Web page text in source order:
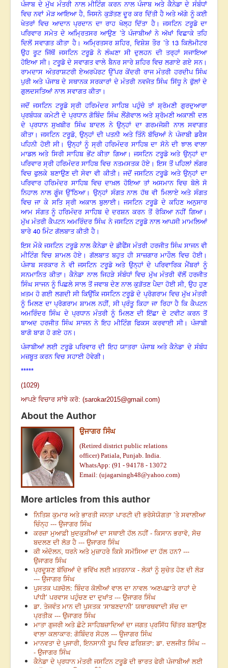
ਪੰਜਾਬ ਦੇ ਮੁੱਖ ਮੰਤਰੀ ਨਾਲ ਮੀਟਿੰਗ ਕਰਨ ਨਾਲ ਪੰਜਾਬ ਅਤੇ ਕੈਨੇਡਾ ਦੇ ਸੰਬੰਧਾਂ
ਵਿਚ ਨਵਾਂ ਮੋੜ ਆਇਆ ਹੈ,ਜਿਸਨੇ ਕੁੜੱਤਣ ਦੂਰ ਕਰ ਦਿੱਤੀ ਹੈ ਅਤੇ ਅੱਗੇ ਨੂੰ ਕਈ
ਖੇਤਰਾਂ ਵਿਚ ਆਦਾਨ ਪ੍ਰਦਾਨ ਦਾ ਰਾਹ ਖੋਲ੍ਹ ਦਿੱਤਾ ਹੈ। ਜਸਟਿਨ ਟਰੂਡੋ ਦਾ
ਪਰਿਵਾਰ ਸਮੇਤ ਦੇ ਅਮ੍ਰਿਤਸਰ ਆਉਣ ’ਤੇ ਪੰਜਾਬੀਆਂ ਨੇ ਅੱਖਾਂ ਵਿਛਾਕੇ ਤਹਿ
ਦਿਲੋਂ ਸਵਾਗਤ ਕੀਤਾ ਹੈ। ਅਮ੍ਰਿਤਸਰ ਸ਼ਹਿਰ, ਵਿਸ਼ੇਸ਼ ਤੌਰ ’ਤੇ 13ਕਿਲੋਮੀਟਰ
ਉਹ ਰੂਟ ਜਿੱਥੋਂ ਜਸਟਿਨ ਟਰੂਡੋ ਨੇ ਲੰਘਣਾ ਸੀ ਦੁਲਹਨ ਦੀ ਤਰ੍ਹਾਂ ਸਜਾਇਆ
ਹੋਇਆ ਸੀ। ਟਰੂਡੋ ਦੇ ਸਵਾਗਤ ਵਾਲੇ ਬੈਨਰ ਸਾਰੇ ਸ਼ਹਿਰ ਵਿਚ ਲਗਾਏ ਗਏ ਸਨ।
ਰਾਮਦਾਸ ਅੰਤਰਾਸ਼ਟਰੀ ਏਅਰਪੋਰਟ ਉੱਪਰ ਕੇਂਦਰੀ ਰਾਜ ਮੰਤਰੀ ਹਰਦੀਪ ਸਿੰਘ
ਪੁਰੀ ਅਤੇ ਪੰਜਾਬ ਦੇ ਸਥਾਨਕ ਸਰਕਾਰਾਂ ਦੇ ਮੰਤਰੀ ਨਵਜੋਤ ਸਿੰਘ ਸਿੱਧੂ ਨੇ ਫੁੱਲਾਂ ਦੇ
ਗੁਲਦਸਤਿਆਂ ਨਾਲ ਸਵਾਗਤ ਕੀਤਾ।
ਜਦੋਂ ਜਸਟਿਨ ਟਰੂਡੋ ਸ੍ਰੀ ਹਰਿਮੰਦਰ ਸਾਹਿਬ ਪਹੁੰਚੇ ਤਾਂ ਸ਼੍ਰੋਮਣੀ ਗੁਰਦੁਆਰਾ
ਪ੍ਰਬੰਧਕ ਕਮੇਟੀ ਦੇ ਪ੍ਰਧਾਨ ਗੋਬਿੰਦ ਸਿੰਘ ਲੌਂਗੋਵਾਲ ਅਤੇ ਸ਼੍ਰੋਮਣੀ ਅਕਾਲੀ ਦਲ
ਦੇ ਪ੍ਰਧਾਨ ਸੁਖਬੀਰ ਸਿੰਘ ਬਾਦਲ ਨੇ ਉਨ੍ਹਾਂ ਦਾ ਗਰਮਜੋਸ਼ੀ ਨਾਲ ਸਵਾਗਤ
ਕੀਤਾ। ਜਸਟਿਨ ਟਰੂਡੋ, ਉਨ੍ਹਾਂ ਦੀ ਪਤਨੀ ਅਤੇ ਤਿੰਨੋ ਬੱਚਿਆਂ ਨੇ ਪੰਜਾਬੀ ਡਰੈਸ
ਪਹਿਨੀ ਹੋਈ ਸੀ। ਉਨ੍ਹਾਂ ਨੂੰ ਸ੍ਰੀ ਹਰਿਮੰਦਰ ਸਾਹਿਬ ਦਾ ਸੋਨੇ ਦੀ ਝਾਲ ਵਾਲਾ
ਮਾਡਲ ਅਤੇ ਸਿਰੀ ਸਾਹਿਬ ਭੇਂਟ ਕੀਤਾ ਗਿਆ। ਜਸਟਿਨ ਟਰੂਡੋ ਅਤੇ ਉਨ੍ਹਾਂ ਦਾ
ਪਰਿਵਾਰ ਸ੍ਰੀ ਹਰਿਮੰਦਰ ਸਾਹਿਬ ਵਿਚ ਨਤਮਸਤਕ ਹੋਏ। ਇਸ ਤੋਂ ਪਹਿਲਾਂ ਲੰਗਰ
ਵਿਚ ਫੁਲਕੇ ਬਣਾਉਣ ਦੀ ਸੇਵਾ ਵੀ ਕੀਤੀ। ਜਦੋਂ ਜਸਟਿਨ ਟਰੂਡੋ ਅਤੇ ਉਨ੍ਹਾਂ ਦਾ
ਪਰਿਵਾਰ ਹਰਿਮੰਦਰ ਸਾਹਿਬ ਵਿਚ ਦਾਖ਼ਲ ਹੋਇਆ ਤਾਂ ਅਸਮਾਨ ਵਿਚ ਬੋਲੇ ਸੋ
ਨਿਹਾਲ ਨਾਲ ਗੂੰਜ ਉੱਠਿਆ। ਉਨ੍ਹਾਂ ਸੰਗਤ ਨਾਲ ਹੱਥ ਵੀ ਮਿਲਾਏ ਅਤੇ ਸੰਗਤ
ਵਿਚ ਜਾ ਕੇ ਸਤਿ ਸ੍ਰੀ ਅਕਾਲ ਬੁਲਾਈ। ਜਸਟਿਨ ਟਰੂਡੋ ਦੇ ਕਹਿਣ ਅਨੁਸਾਰ
ਆਮ ਸੰਗਤ ਨੂੰ ਹਰਿਮੰਦਰ ਸਾਹਿਬ ਦੇ ਦਰਸ਼ਨ ਕਰਨ ਤੋਂ ਰੋਕਿਆ ਨਹੀਂ ਗਿਆ।
ਮੁੱਖ ਮੰਤਰੀ ਕੈਪਟਨ ਅਮਰਿੰਦਰ ਸਿੰਘ ਨੇ ਜਸਟਿਨ ਟਰੂਡੋ ਨਾਲ ਆਪਸੀ ਮਾਮਲਿਆਂ
ਬਾਰੇ 40 ਮਿੰਟ ਗੱਲਬਾਤ ਕੀਤੀ ਹੈ।
ਇਸ ਮੌਕੇ ਜਸਟਿਨ ਟਰੂਡੋ ਨਾਲ ਕੈਨੇਡਾ ਦੇ ਡੀਫੈਂਸ ਮੰਤਰੀ ਹਰਜੀਤ ਸਿੰਘ ਸਾਜਨ ਵੀ
ਮੀਟਿੰਗ ਵਿਚ ਸ਼ਾਮਲ ਹੋਏ। ਗੱਲਬਾਤ ਬਹੁਤ ਹੀ ਸਾਜ਼ਗਾਰ ਮਾਹੌਲ ਵਿਚ ਹੋਈ।
ਪੰਜਾਬ ਸਰਕਾਰ ਨੇ ਵੀ ਜਸਟਿਨ ਟਰੂਡੋ ਅਤੇ ਉਨ੍ਹਾਂ ਦੇ ਪਰਿਵਾਰਿਕ ਮੈਂਬਰਾਂ ਨੂੰ
ਸਨਮਾਨਿਤ ਕੀਤਾ। ਕੈਨੇਡਾ ਨਾਲ ਜਿਹੜੇ ਸੰਬੰਧਾਂ ਵਿਚ ਮੁੱਖ ਮੰਤਰੀ ਵੱਲੋਂ ਹਰਜੀਤ
ਸਿੰਘ ਸਾਜਨ ਨੂੰ ਪਿਛਲੇ ਸਾਲ ਤੋਂ ਜਵਾਬ ਦੇਣ ਨਾਲ ਕੁੜੱਤਣ ਪੈਦਾ ਹੋਈ ਸੀ, ਉਹ ਹੁਣ
ਖ਼ਤਮ ਹੋ ਗਈ ਲਗਦੀ ਸੀ ਕਿਉਂਕਿ ਜਸਟਿਨ ਟਰੂਡੋ ਦੇ ਪ੍ਰੋਗਰਾਮ ਵਿਚ ਮੁੱਖ ਮੰਤਰੀ
ਨੂੰ ਮਿਲਣ ਦਾ ਪ੍ਰੋਗਰਾਮ ਸ਼ਾਮਲ ਨਹੀਂ, ਸੀ ਪ੍ਰੰਤੂ ਕਿਹਾ ਜਾ ਰਿਹਾ ਹੈ ਕਿ ਕੈਪਟਨ
ਅਮਰਿੰਦਰ ਸਿੰਘ ਦੇ ਪ੍ਰਧਾਨ ਮੰਤਰੀ ਨੂੰ ਮਿਲਣ ਦੀ ਇੱਛਾ ਦੇ ਟਵੀਟ ਕਰਨ ਤੋਂ
ਬਾਅਦ ਹਰਜੀਤ ਸਿੰਘ ਸਾਜਨ ਨੇ ਇਹ ਮੀਟਿੰਗ ਫਿਕਸ ਕਰਵਾਈ ਸੀ। ਪੰਜਾਬੀ
ਬਾਗੋ ਬਾਗ ਹੋ ਗਏ ਹਨ।
ਪੰਜਾਬੀਆਂ ਲਈ ਟਰੂਡੋ ਪਰਿਵਾਰ ਦੀ ਇਹ ਯਾਤਰਾ ਪੰਜਾਬ ਅਤੇ ਕੈਨੇਡਾ ਦੇ ਸੰਬੰਧ
ਮਜ਼ਬੂਤ ਕਰਨ ਵਿਚ ਸਹਾਈ ਹੋਵੇਗੀ।
*****
(1029)
ਆਪਣੇ ਵਿਚਾਰ ਸਾਂਝੇ ਕਰੋ: (sarokar2015@gmail.com)
About the Author
ਉਜਾਗਰ ਸਿੰਘ
(Retired district public relations
officer) Patiala, Punjab. India.
WhatsApp: (91 - 94178 - 13072
Email: (ujagarsingh48@yahoo.com)
More articles from this author
ਨਿਤਿਸ਼ ਕੁਮਾਰ ਅਤੇ ਭਾਰਤੀ ਜਨਤਾ ਪਾਰਟੀ ਦੀ ਭਰੋਸੇਯੋਗਤਾ ’ਤੇ ਸਵਾਲੀਆ
ਚਿੰਨ੍ਹ --- ਉਜਾਗਰ ਸਿੰਘ
ਕਰਜ਼ਾ ਮੁਆਫ਼ੀ ਖ਼ੁਦਕੁਸ਼ੀਆਂ ਦਾ ਸਥਾਈ ਹੱਲ ਨਹੀਂ - ਕਿਸਾਨ ਭਰਾਵੋ, ਸੋਚ
ਬਦਲਣ ਦੀ ਲੋੜ ਹੈ --- ਉਜਾਗਰ ਸਿੰਘ
ਕੀ ਅੰਦੋਲਨ, ਧਰਨੇ ਅਤੇ ਮੁਜ਼ਾਹਰੇ ਕਿਸੇ ਸਮੱਸਿਆ ਦਾ ਹੱਲ ਹਨ? ---
ਉਜਾਗਰ ਸਿੰਘ
ਪ੍ਰਦੂਸ਼ਣ ਬੱਚਿਆਂ ਦੇ ਭਵਿੱਖ ਲਈ ਖ਼ਤਰਨਾਕ - ਲੋਕਾਂ ਨੂੰ ਸੁਚੇਤ ਹੋਣ ਦੀ ਲੋੜ
--- ਉਜਾਗਰ ਸਿੰਘ
ਪੁਸਤਕ ਪੜਚੋਲ: ਬਿੰਦਰ ਕੋਲੀਆਂ ਵਾਲ ਦਾ ਨਾਵਲ ‘ਅਣਪਛਾਤੇ ਰਾਹਾਂ ਦੇ
ਪਾਂਧੀ’ ਪਰਵਾਸ ਪਹੁੰਚਣ ਦਾ ਦੁਖਾਂਤ --- ਉਜਾਗਰ ਸਿੰਘ
ਡਾ. ਤੇਜਵੰਤ ਮਾਨ ਦੀ ਪੁਸਤਕ ‘ਸਾਬਣਦਾਨੀ’ ਯਥਾਰਥਵਾਦੀ ਸੱਚ ਦਾ
ਪ੍ਰਤੀਕ --- ਉਜਾਗਰ ਸਿੰਘ
ਮਾਤਾ ਗੁਜਰੀ ਅਤੇ ਛੋਟੇ ਸਾਹਿਬਜ਼ਾਦਿਆਂ ਦਾ ਜਗਤ ਪ੍ਰਸਿੱਧ ਚਿੱਤਰ ਬਣਾਉਣ
ਵਾਲਾ ਕਲਾਕਾਰ: ਗੋਬਿੰਦਰ ਸੋਹਲ --- ਉਜਾਗਰ ਸਿੰਘ
ਮਾਨਵਤਾ ਦੇ ਪੁਜਾਰੀ, ਇਨਸਾਨੀ ਰੂਪ ਵਿਚ ਫ਼ਰਿਸ਼ਤਾ: ਡਾ. ਦਲਜੀਤ ਸਿੰਘ --
- ਉਜਾਗਰ ਸਿੰਘ
ਕੈਨੇਡਾ ਦੇ ਪ੍ਰਧਾਨ ਮੰਤਰੀ ਜਸਟਿਨ ਟਰੂਡੋ ਦੀ ਭਾਰਤ ਫੇਰੀ ਪੰਜਾਬੀਆਂ ਲਈ